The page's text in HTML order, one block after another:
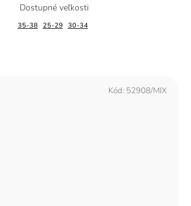
35-38 25-29 30-34
Kód: 52908/MIX